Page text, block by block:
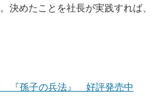
決めたことを社長が実践すれば、
『孫子の兵法』 好評発売中